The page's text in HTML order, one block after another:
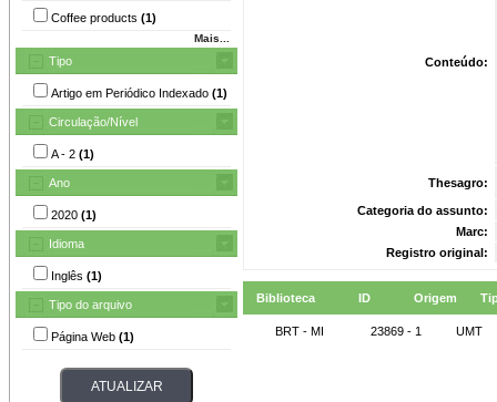
Coffee products (1)
Mais...
Tipo
Artigo em Periódico Indexado (1)
Circulação/Nível
A - 2 (1)
Ano
2020 (1)
Idioma
Inglês (1)
Tipo do arquivo
Página Web (1)
Conteúdo:
Thesagro:
Categoria do assunto:
Marc:
Registro original:
Biblioteca ID Origem
BRT - MI 23869 - 1 UMT